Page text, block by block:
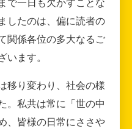
で一日も欠かすことな
したのは、偏に読者の
関係各位の多大なるご
ます。
移り変わり、社会の様
。私共は常に「世の中
、皆様の日常にささや